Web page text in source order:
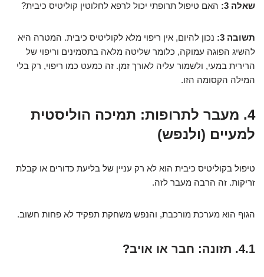
שאלה 3: האם טיפול תרופתי יכול לרפא לחלוטין קוליטיס כיבית?
תשובה 3:
נכון להיום, אין ריפוי מלא לקוליטיס כיבית. המטרה היא
להשיג הפוגה עמוקה, כלומר שליטה מלאה בתסמינים וריפוי של
הרירית במעי, ולשמור עליה לאורך זמן. זה כמעט כמו ריפוי, רק בלי
המילה הקסומה הזו.
4. מעבר לתרופות: תמיכה הוליסטית
למעיים (ולנפש)
טיפול בקוליטיס כיבית הוא לא רק עניין של בליעת כדורים או קבלת
זריקות. זה הרבה מעבר לזה.
הגוף הוא מערכת מורכבת, והנפש משחקת תפקיד לא פחות חשוב.
4.1. תזונה: חבר או אויב?